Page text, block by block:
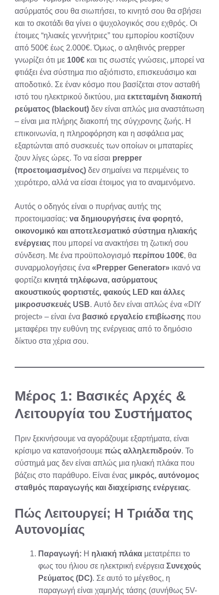
ασύρματός σου θα σιωπήσει, το κινητό σου θα σβήσει
και το σκοτάδι θα γίνει ο ψυχολογικός σου εχθρός. Οι
έτοιμες “ηλιακές γεννήτριες” του εμπορίου κοστίζουν
από 500€ έως 2.000€. Όμως, ο αληθινός prepper
γνωρίζει ότι με 100€ και τις σωστές γνώσεις, μπορεί να
φτιάξει ένα σύστημα πιο αξιόπιστο, επισκευάσιμο και
αποδοτικό. Σε έναν κόσμο που βασίζεται στον ασταθή
ιστό του ηλεκτρικού δικτύου, μια εκτεταμένη διακοπή
ρεύματος (blackout) δεν είναι απλώς μια αναστάτωση
– είναι μια πλήρης διακοπή της σύγχρονης ζωής. Η
επικοινωνία, η πληροφόρηση και η ασφάλεια μας
εξαρτώνται από συσκευές των οποίων οι μπαταρίες
ζουν λίγες ώρες. Το να είσαι prepper
(προετοιμασμένος) δεν σημαίνει να περιμένεις το
χειρότερο, αλλά να είσαι έτοιμος για το αναμενόμενο.
Αυτός ο οδηγός είναι ο πυρήνας αυτής της
προετοιμασίας: να δημιουργήσεις ένα φορητό,
οικονομικό και αποτελεσματικό σύστημα ηλιακής
ενέργειας που μπορεί να ανακτήσει τη ζωτική σου
σύνδεση. Με ένα προϋπολογισμό περίπου 100€, θα
συναρμολογήσεις ένα «Prepper Generator» ικανό να
φορτίζει κινητά τηλέφωνα, ασύρματους
ακουστικούς φορτιστές, φακούς LED και άλλες
μικροσυσκευές USB. Αυτό δεν είναι απλώς ένα «DIY
project» – είναι ένα βασικό εργαλείο επιβίωσης που
μεταφέρει την ευθύνη της ενέργειας από το δημόσιο
δίκτυο στα χέρια σου.
Μέρος 1: Βασικές Αρχές &
Λειτουργία του Συστήματος
Πριν ξεκινήσουμε να αγοράζουμε εξαρτήματα, είναι
κρίσιμο να κατανοήσουμε πώς αλληλεπιδρούν. Το
σύστημά μας δεν είναι απλώς μια ηλιακή πλάκα που
βάζεις στο παράθυρο. Είναι ένας μικρός, αυτόνομος
σταθμός παραγωγής και διαχείρισης ενέργειας.
Πώς Λειτουργεί; Η Τριάδα της
Αυτονομίας
Παραγωγή: Η ηλιακή πλάκα μετατρέπει το
φως του ήλιου σε ηλεκτρική ενέργεια Συνεχούς
Ρεύματος (DC). Σε αυτό το μέγεθος, η
παραγωγή είναι χαμηλής τάσης (συνήθως 5V-